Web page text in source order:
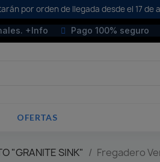
por orden de llegada desde el 17 de
+Info Pago 100% seguro
OFERTAS
"GRANITE SINK" Fregadero